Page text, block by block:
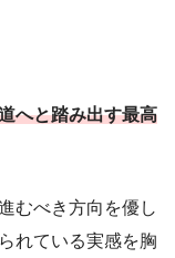
へと踏み出す最高
むべき方向を優し
れている実感を胸